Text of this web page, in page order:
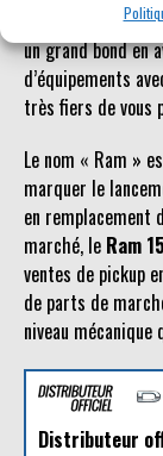
en Europe. Plus
un grand bond en
d’équipements
très fiers de vous
Le nom « Ram »
marquer le
en remplacement
marché, le Ram
ventes de pickup
de parts de
niveau mécanique
Distributeur